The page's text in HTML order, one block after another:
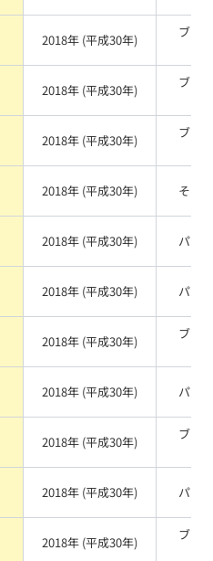
2018年 (平成30年)
ブラ
2018年 (平成30年)
ブラ
2018年 (平成30年)
ブラ
2018年 (平成30年) その他
2018年 (平成30年) パール
2018年 (平成30年) パール
2018年 (平成30年)
ブラ
2018年 (平成30年) パール
2018年 (平成30年)
ブラ
2018年 (平成30年) パール
2018年 (平成30年)
ブラ